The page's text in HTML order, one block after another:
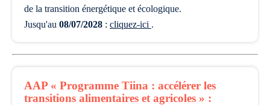
de la transition énergétique et écologique.
Jusqu'au 08/07/2028 : cliquez-ici .
AAP « Programme Tiina : accélérer les
transitions alimentaires et agricoles » :